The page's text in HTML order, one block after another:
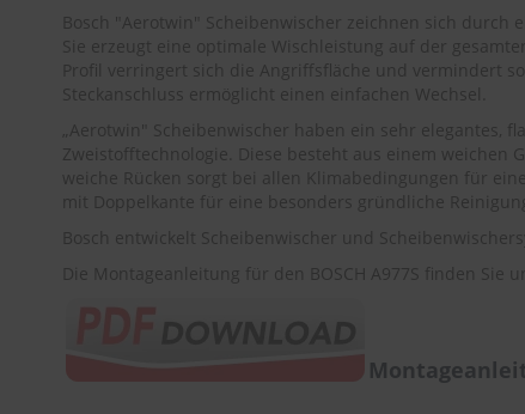
Bosch "Aerotwin" Scheibenwischer zeichnen sich durch
Sie erzeugt eine optimale Wischleistung auf der
Profil verringert sich die Angriffsfläche und vermindert
Steckanschluss ermöglicht einen einfachen Wechsel.
„Aerotwin" Scheibenwischer haben ein sehr elegantes,
Zweistofftechnologie. Diese besteht aus einem weichen
weiche Rücken sorgt bei allen Klimabedingungen für
mit Doppelkante für eine besonders gründliche
Bosch entwickelt Scheibenwischer und
Die Montageanleitung für den BOSCH A977S finden Sie